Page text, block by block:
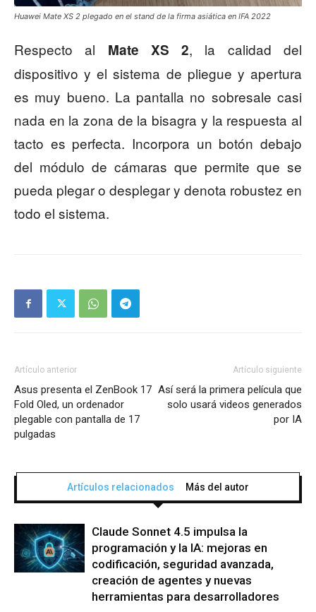
Huawei Mate XS 2 plegado en el stand de la firma asiática en IFA 2022
Respecto al Mate XS 2, la calidad del
dispositivo y el sistema de pliegue y apertura
es muy bueno. La pantalla no sobresale casi
nada en la zona de la bisagra y la respuesta al
tacto es perfecta. Incorpora un botón debajo
del módulo de cámaras que permite que se
pueda plegar o desplegar y denota robustez en
todo el sistema.
Artículo anterior
Asus presenta el ZenBook 17
Fold Oled, un ordenador
plegable con pantalla de 17
pulgadas
Artículo siguiente
Así será la primera película que
solo usará videos generados
por IA
Artículos relacionados Más del autor
Claude Sonnet 4.5 impulsa la
programación y la IA: mejoras en
codificación, seguridad avanzada,
creación de agentes y nuevas
herramientas para desarrolladores